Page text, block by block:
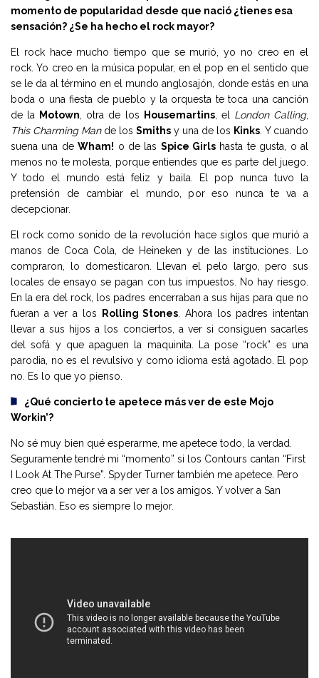
momento de popularidad desde que nació ¿tienes esa
sensación? ¿Se ha hecho el rock mayor?
El rock hace mucho tiempo que se murió, yo no creo en el
rock. Yo creo en la música popular, en el pop en el sentido que
se le da al término en el mundo anglosajón, donde estás en una
boda o una fiesta de pueblo y la orquesta te toca una canción
de la Motown , otra de los Housemartins, el London Calling,
This Charming Mande los Smiths y una de los Kinks . Y cuando
suena una deWham! o de las Spice Girls hasta te gusta, o al
menos no te molesta, porque entiendes que es parte del juego.
Y todo el mundo está feliz y baila. El pop nunca tuvo la
pretensión de cambiar el mundo, por eso nunca te va a
decepcionar.
El rock como sonido de la revolución hace siglos que murió a
manos de Coca Cola, de Heineken y de las instituciones. Lo
compraron, lo domesticaron. Llevan el pelo largo, pero sus
locales de ensayo se pagan con tus impuestos. No hay riesgo.
En la era del rock, los padres encerraban a sus hijas para que no
fueran a ver a los Rolling Stones . Ahora los padres intentan
llevar a sus hijos a los conciertos, a ver si consiguen sacarles
del sofá y que apaguen la maquinita. La pose “rock” es una
parodia, no es el revulsivo y como idioma está agotado. El pop
no. Es lo que yo pienso.
¿Qué concierto te apetece más ver de este Mojo
Workin’?
No sé muy bien qué esperarme, me apetece todo, la verdad.
Seguramente tendré mi “momento” si los Contours cantan “First
I Look At The Purse”. Spyder Turner también me apetece. Pero
creo que lo mejor va a ser ver a los amigos. Y volver a San
Sebastián. Eso es siempre lo mejor.